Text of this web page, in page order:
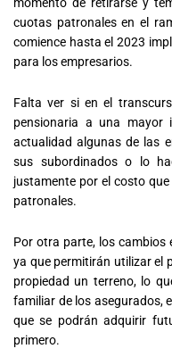
cuotas patronales en el
comience hasta el 2023
para los empresarios.
Falta ver si en el
pensionaria a una mayor
actualidad algunas de las
sus subordinados o lo
justamente por el costo
patronales.
Por otra parte, los cambios
ya que permitirán utilizar el
propiedad un terreno, lo
familiar de los asegurados,
que se podrán adquirir
primero.